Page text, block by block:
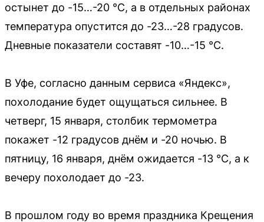
остынет до -15…-20 °C, а в отдельных районах
температура опустится до -23…-28 градусов.
Дневные показатели составят -10…-15 °C.
В Уфе, согласно данным сервиса «Яндекс»,
похолодание будет ощущаться сильнее. В
четверг, 15 января, столбик термометра
покажет -12 градусов днём и -20 ночью. В
пятницу, 16 января, днём ожидается -13 °C, а к
вечеру похолодает до -23.
В прошлом году во время праздника Крещения